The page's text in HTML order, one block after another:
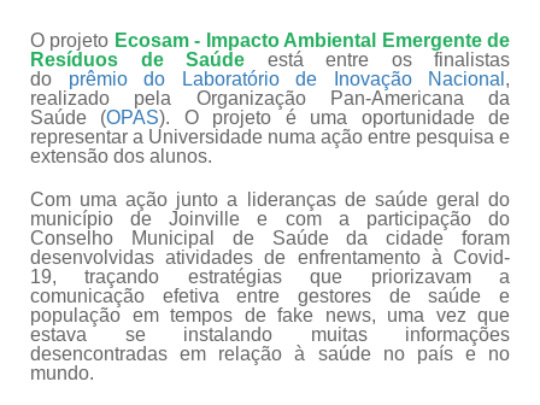
O projeto Ecosam - Impacto Ambiental Emergente de
Resíduos de Saúde está entre os finalistas
do prêmio do Laboratório de Inovação Nacional ,
realizado pela Organização Pan-Americana da
Saúde (OPAS). O projeto é uma oportunidade de
representar a Universidade numa ação entre pesquisa e
extensão dos alunos.
Com uma ação junto a lideranças de saúde geral do
município de Joinville e com a participação do
Conselho Municipal de Saúde da cidade foram
desenvolvidas atividades de enfrentamento à Covid-
19, traçando estratégias que priorizavam a
comunicação efetiva entre gestores de saúde e
população em tempos de fake news, uma vez que
estava se instalando muitas informações
desencontradas em relação à saúde no país e no
mundo.